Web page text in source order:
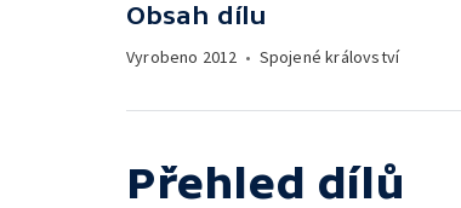
Obsah dílu
Vyrobeno 2012 • Spojené království
Přehled dílů